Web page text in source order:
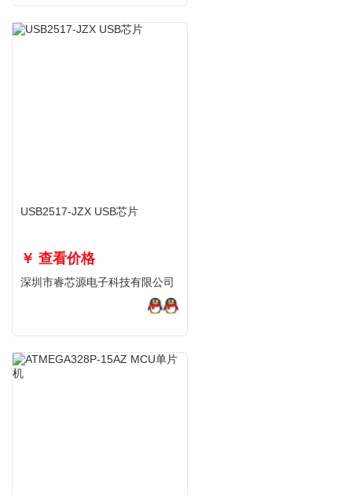
USB2517-JZX USB芯片
￥ 查看价格
深圳市睿芯源电子科技有限公司